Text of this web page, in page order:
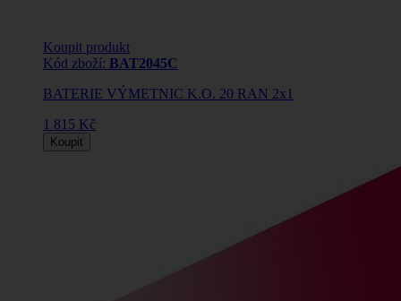
Koupit produkt
Kód zboží: BAT2045C
BATERIE VÝMETNIC K.O. 20 RAN 2x1
1 815 Kč
Koupit